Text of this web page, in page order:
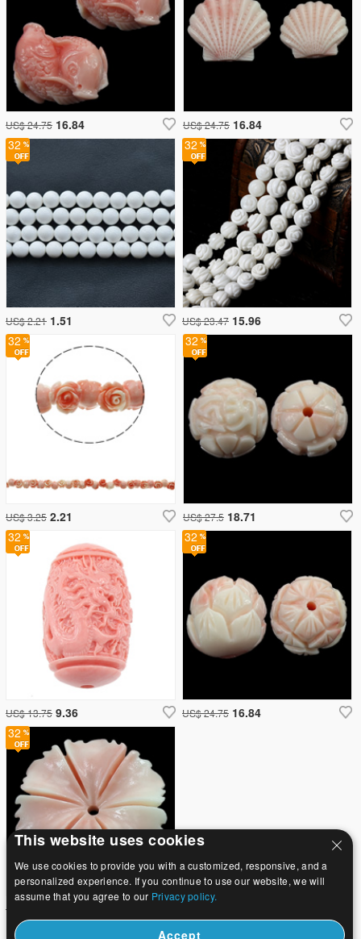
32
US$ 13.75 9.36
32
US$ 28.88 19.64
US$ 24.75 16.84
US$ 24.75 16.84
32
US$ 2.21 1.51
32
US$ 3.25 2.21
32
US$ 23.47 15.96
32
US$ 27.5 18.71
32
US$ 24.75 16.84
This website uses cookies
We use cookies to provide you with a customized, responsive, and a
personalized experience. If you continue to use our website, we will
assume that you agree to our Privacy policy.
Accept